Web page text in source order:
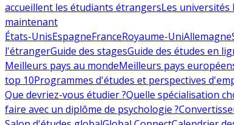
accueillent les étudiants étrangersLes
maintenant
États-UnisEspagneFranceRoyaume-UniAllemagne
l'étrangerGuide des stagesGuide des études en
Meilleurs pays au mondeMeilleurs pays
top 10Programmes d'études et perspectives
Que devriez-vous étudier ?Quelle spécialisation
faire avec un diplôme de psychologie ?